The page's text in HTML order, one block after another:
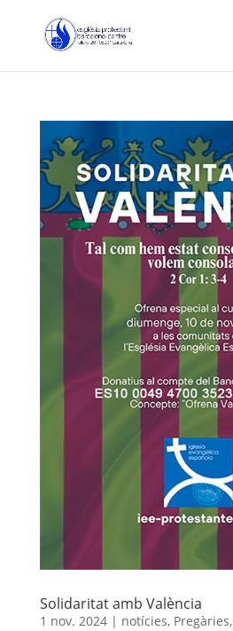
Solidaritat amb València
1 nov. 2024| notícies, Pregàries,